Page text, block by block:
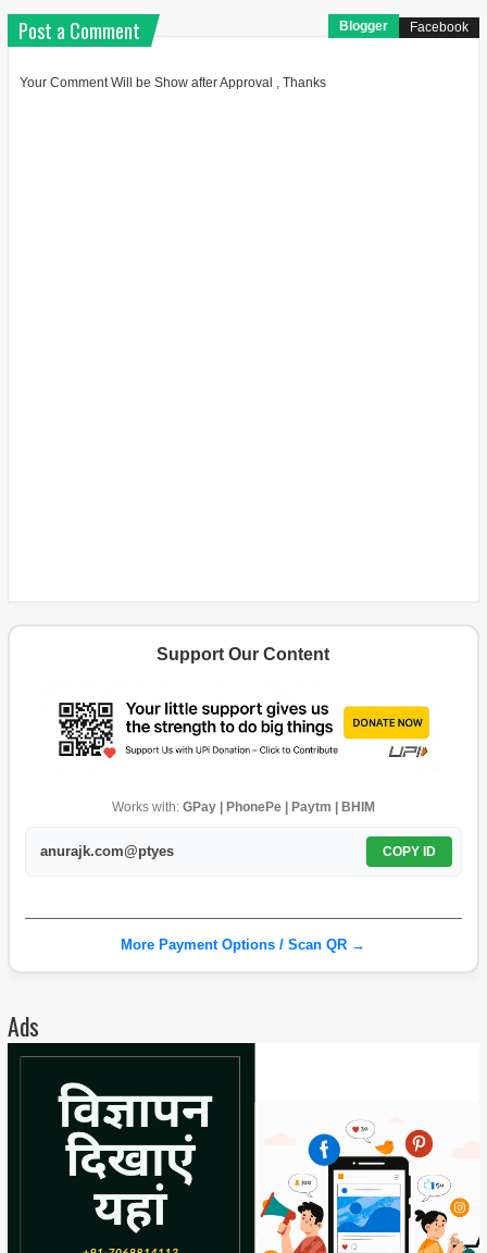
Post a Comment Blogger Facebook
Your Comment Will be Show after Approval , Thanks
Support Our Content
Works with: GPay | PhonePe | Paytm | BHIM
anurajk.com@ptyes COPY ID
More Payment Options / Scan QR →
Ads